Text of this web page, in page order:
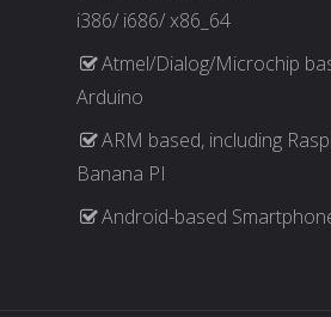
i386/ i686/ x86_64
Atmel/Dialog/Microchip
Arduino
ARM based, including
Banana PI
Android-based